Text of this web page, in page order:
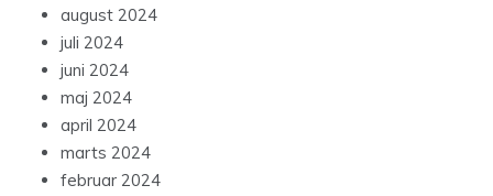
august 2024
juli 2024
juni 2024
maj 2024
april 2024
marts 2024
februar 2024